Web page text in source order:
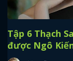
Tập 6 Thạch
được Ngô